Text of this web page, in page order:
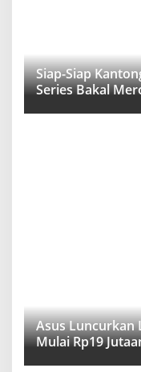
Siap-Siap
Series Bakal
Asus Luncurkan
Mulai Rp19